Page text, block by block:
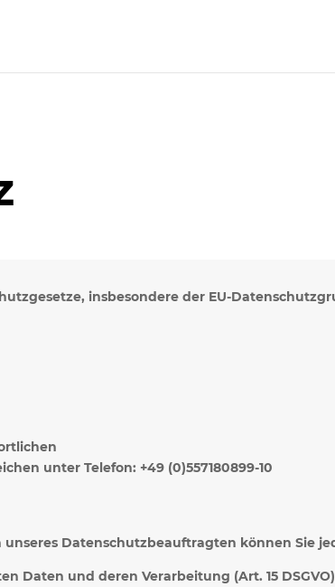
insbesondere der EU-
unter Telefon: +49 (0)557180899-10
Datenschutzbeauftragten können Sie
Daten und deren Verarbeitung (Art. 15